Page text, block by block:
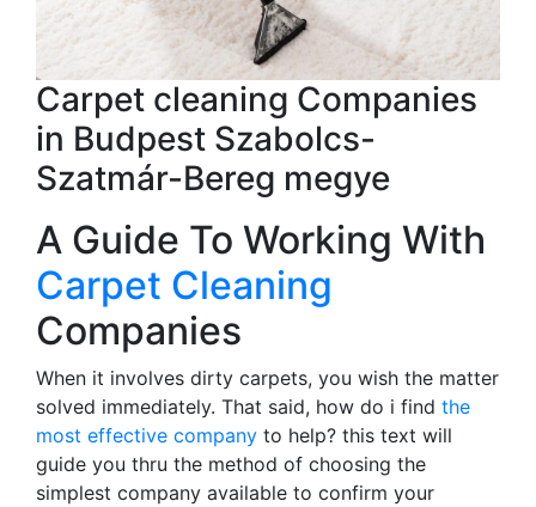
Carpet cleaning Companies
in Budpest Szabolcs-
Szatmár-Bereg megye
A Guide To Working With
Carpet Cleaning
Companies
When it involves dirty carpets, you wish the matter
solved immediately. That said, how do i find the
most effective company to help? this text will
guide you thru the method of choosing the
simplest company available to confirm your